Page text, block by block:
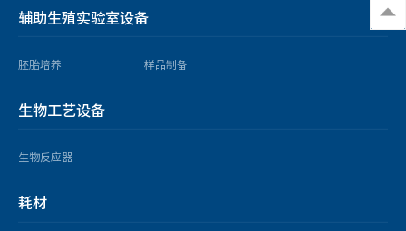
辅助生殖实验室设备
胚胎培养 样品制备
生物工艺设备
生物反应器
耗材